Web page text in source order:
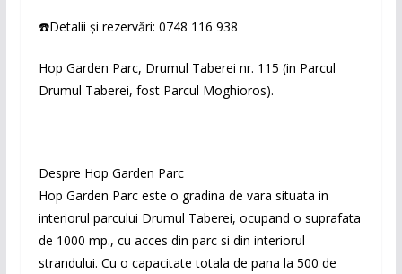
☎️Detalii și rezervări: 0748 116 938
Hop Garden Parc, Drumul Taberei nr. 115 (in Parcul
Drumul Taberei, fost Parcul Moghioros).
Despre Hop Garden Parc
Hop Garden Parc este o gradina de vara situata in
interiorul parcului Drumul Taberei, ocupand o suprafata
de 1000 mp., cu acces din parc si din interiorul
strandului. Cu o capacitate totala de pana la 500 de